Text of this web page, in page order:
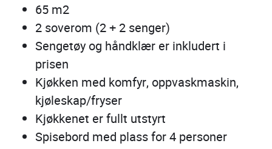
65 m2
2 soverom (2 + 2 senger)
Sengetøy og håndklær er inkludert i
prisen
Kjøkken med komfyr, oppvaskmaskin,
kjøleskap/fryser
Kjøkkenet er fullt utstyrt
Spisebord med plass for 4 personer